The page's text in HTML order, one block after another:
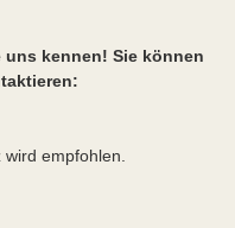
uns kennen! Sie können
empfohlen.